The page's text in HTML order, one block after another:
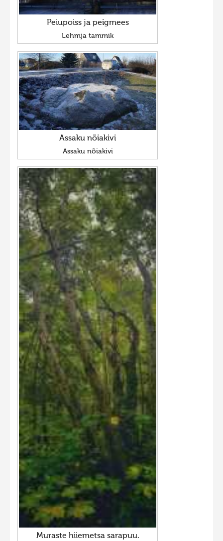
Peiupoiss ja peigmees
Lehmja tammik
Assaku nõiakivi
Assaku nõiakivi
Muraste hiiemetsa sarapuu.